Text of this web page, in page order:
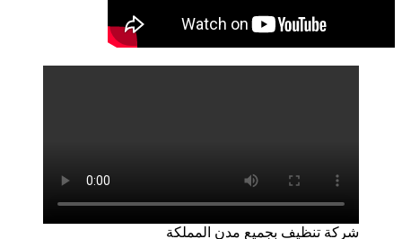
شركة تنظيف بجميع مدن المملكة